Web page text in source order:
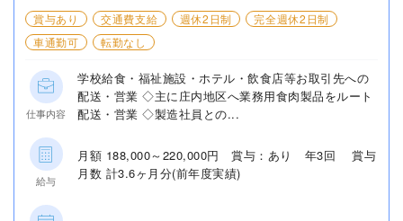
賞与あり
交通費支給 週休2日制
完全週休2日制
車通勤可
転勤なし
仕事内容
学校給食・福祉施設・ホテル・飲食店等お取引先への
配送・営業 ◇主に庄内地区へ業務用食肉製品をルート
配送・営業 ◇製造社員との...
給与
月額 188,000～220,000円 賞与：あり 年3回 賞与
月数 計3.6ヶ月分(前年度実績)